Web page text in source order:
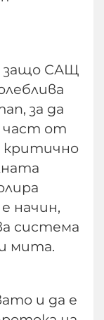
защо САЩ
за да
част от
критично
начин,
система
мита.
и да е